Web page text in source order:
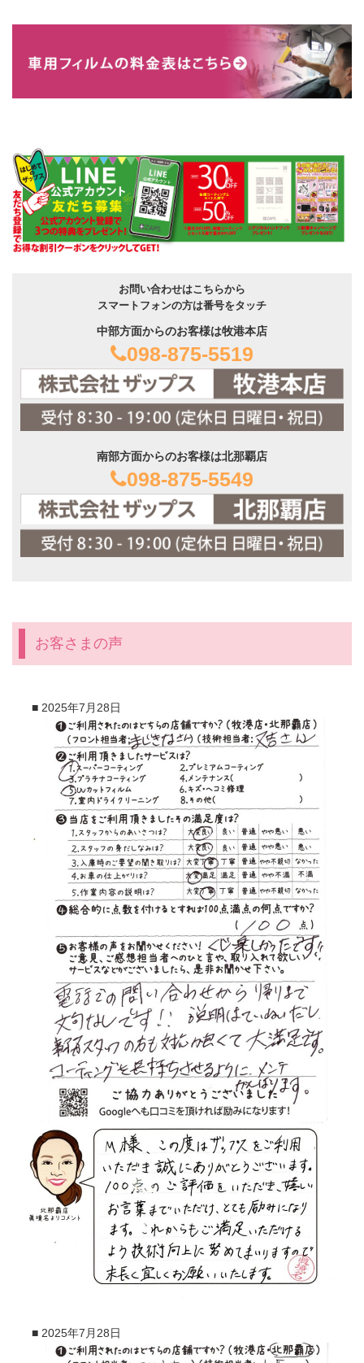
お問い合わせはこちらから
スマートフォンの方は番号をタッチ
中部方面からのお客様は牧港本店
098-875-5519
南部方面からのお客様は北那覇店
098-875-5549
お客さまの声
■ 2025年7月28日
■ 2025年7月28日